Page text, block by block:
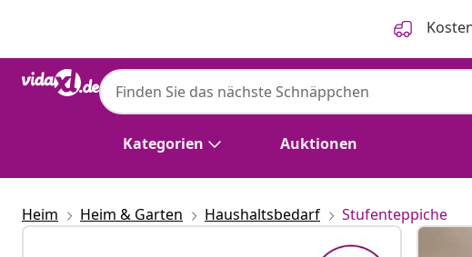
Kategorien Auktionen
Heim Heim & Garten Haushaltsbedarf Stufenteppiche